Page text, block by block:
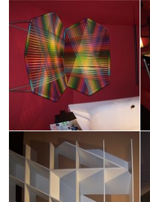
ELLE DECOR ITALIA: DESIGN FOR
LIFE